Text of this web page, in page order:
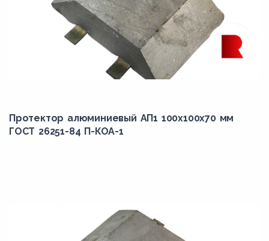
Протектор алюминиевый АП1 100х100х70 мм
ГОСТ 26251-84 П-КОА-1